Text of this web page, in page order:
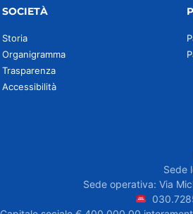
SOCIETÀ
Storia
Organigramma
Trasparenza
Accessibilità
Sede
Sede operativa: Via